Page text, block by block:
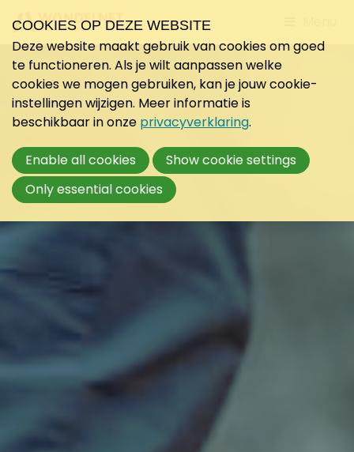
to
COOKIES OP DEZE WEBSITE
Deze website maakt gebruik van cookies om goed
te functioneren. Als je wilt aanpassen welke
cookies we mogen gebruiken, kan je jouw cookie-
instellingen wijzigen. Meer informatie is
beschikbaar in onze privacyverklaring.
Enable all cookies
Show cookie settings
Only essential cookies